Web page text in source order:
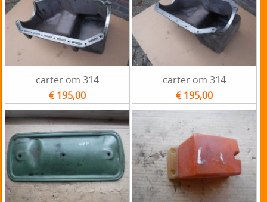
carter om 314
€ 195,00
carter om 314
€ 195,00